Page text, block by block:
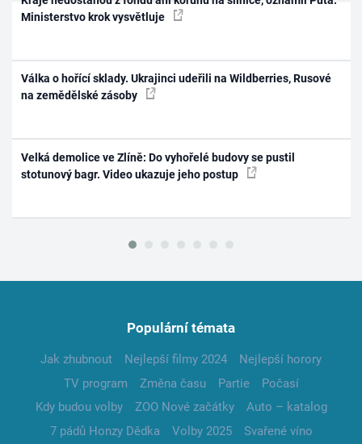
Ministerstvo krok vysvětluje
Válka o hořící sklady. Ukrajinci udeřili na Wildberries, Rusové
na zemědělské zásoby
Velká demolice ve Zlíně: Do vyhořelé budovy se pustil
stotunový bagr. Video ukazuje jeho postup
Populární témata
Jak zhubnout Nejlepší filmy 2024
Nejlepší horory
TV program
Změna času Partie
Počasí
Kdy budou volby
ZOO Nové začátky
Auto – katalog
7 pádů Honzy Dědka
Volby 2025
Svařené víno